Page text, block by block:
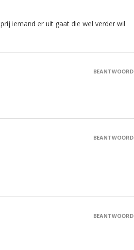
iemand er uit gaat die wel verder wil
BEANTWOORD
BEANTWOORD
BEANTWOORD